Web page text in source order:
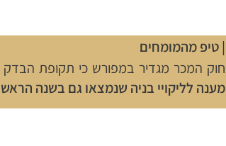
| טיפ מהמומחים
חוק המכר מגדיר במפורש כי תקופת
מענה לליקויי בניה שנמצאו גם בשנה